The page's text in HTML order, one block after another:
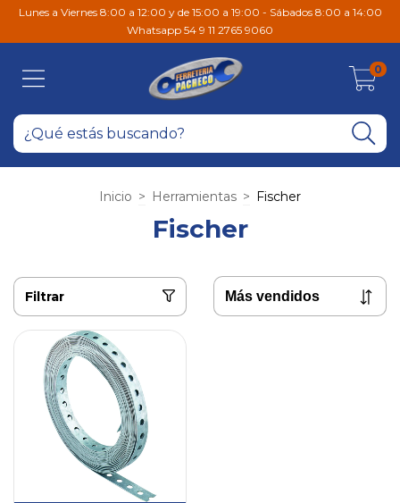
Lunes a Viernes 8:00 a 12:00 y de 15:00 a 19:00 - Sábados 8:00 a 14:00
Whatsapp 54 9 11 2765 9060
0
Inicio > Herramientas > Fischer
Fischer
Filtrar